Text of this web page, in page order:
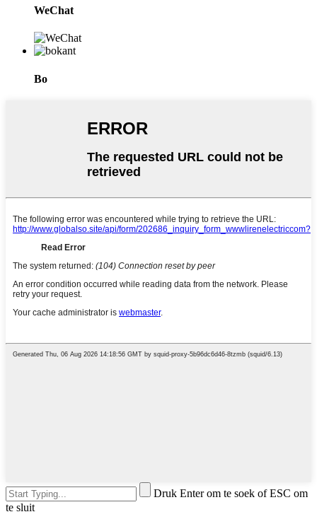
WeChat
Bo
Druk Enter om te soek of ESC om
te sluit